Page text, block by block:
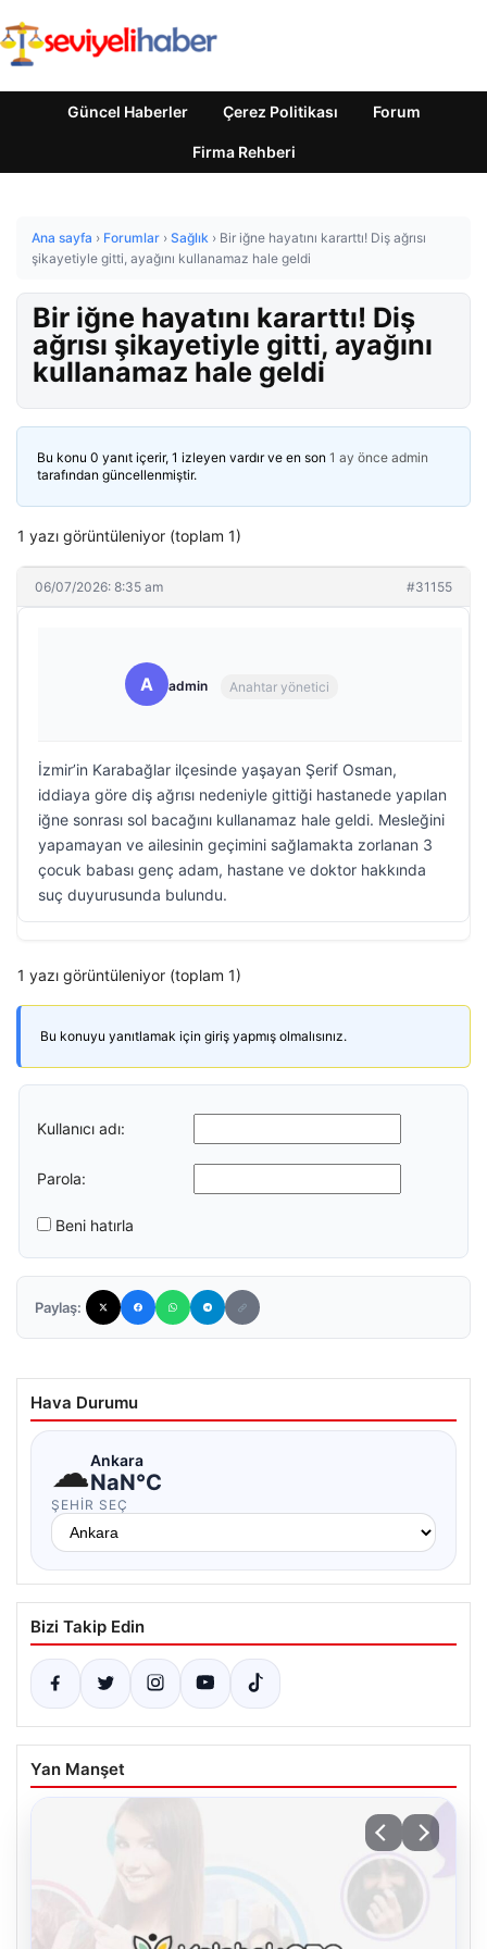
Güncel Haberler Çerez Politikası Forum
Firma Rehberi
Ana sayfa › Forumlar › Sağlık › Bir iğne hayatını kararttı! Diş ağrısı
şikayetiyle gitti, ayağını kullanamaz hale geldi
Bir iğne hayatını kararttı! Diş
ağrısı şikayetiyle gitti, ayağını
kullanamaz hale geldi
Bu konu 0 yanıt içerir, 1 izleyen vardır ve en son 1 ay önce admin
tarafından güncellenmiştir.
1 yazı görüntüleniyor (toplam 1)
06/07/2026: 8:35 am #31155
A admin Anahtar yönetici
İzmir’in Karabağlar ilçesinde yaşayan Şerif Osman,
iddiaya göre diş ağrısı nedeniyle gittiği hastanede yapılan
iğne sonrası sol bacağını kullanamaz hale geldi. Mesleğini
yapamayan ve ailesinin geçimini sağlamakta zorlanan 3
çocuk babası genç adam, hastane ve doktor hakkında
suç duyurusunda bulundu.
1 yazı görüntüleniyor (toplam 1)
Bu konuyu yanıtlamak için giriş yapmış olmalısınız.
Kullanıcı adı:
Parola:
Beni hatırla
Paylaş:
Hava Durumu
☁Ankara
NaN°C
ŞEHIR SEÇ
Bizi Takip Edin
Yan Manşet